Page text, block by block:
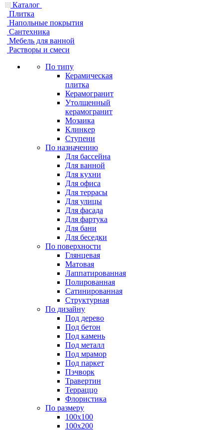
Каталог
Плитка
Напольные покрытия
Сантехника
Мебель для ванной
Растворы и смеси
По типу
Керамическая
плитка
Керамогранит
Утолщенный
керамогранит
Мозаика
Клинкер
Ступени
По назначению
Для бассейна
Для ванной
Для кухни
Для офиса
Для террасы
Для улицы
Для фасада
Для фартука
Для бани
Для беседки
По поверхности
Глянцевая
Матовая
Лаппатированная
Полированная
Сатинированная
Структурная
По дизайну
Под дерево
Под бетон
Под камень
Под металл
Под мрамор
Под паркет
Пэчворк
Травертин
Терраццо
Флористика
По размеру
100х100
100х200